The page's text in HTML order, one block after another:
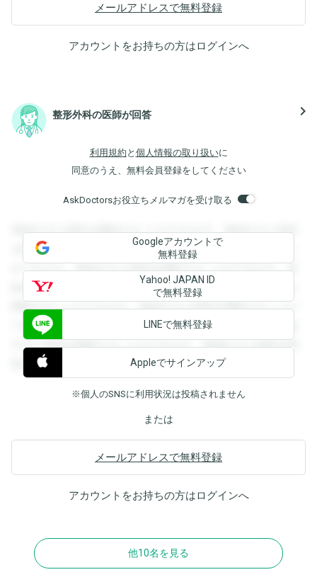
メールアドレスで無料登録
アカウントをお持ちの方はログインへ
整形外科の医師が回答 navigate_next
利用規約 と 個人情報の取り扱いに
同意のうえ、無料会員登録をしてください
AskDoctorsお役立ちメルマガを受け取る
登録すると回答を閲覧することができます。登録すると回答
を閲覧することができます。登録すると回答を閲覧すること
ができます。登録すると回答を閲覧することができます。登
録すると回答を閲覧することができます。登録すると回答を
閲覧することができます。登録すると回答を閲覧することが
できます。登録すると回答を閲覧することができます。登録
すると回答を閲覧することができます。登録すると回答を閲
覧することができます。
Googleアカウントで
無料登録
Yahoo! JAPAN ID
で無料登録
LINEで無料登録
Appleでサインアップ
※個人のSNSに利用状況は投稿されません
または
メールアドレスで無料登録
アカウントをお持ちの方はログインへ
他10名を見る